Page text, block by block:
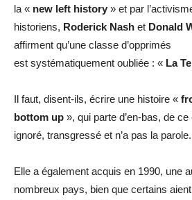
la « new left history » et par
historiens, Roderick Nash et Donald
affirment qu’une classe d’opprimés
est systématiquement oubliée : « La
Il faut, disent-ils, écrire une histoire «
bottom up », qui parte d’en-bas, de ce
ignoré, transgressé et n’a pas la parole.
Elle a également acquis en 1990, une
nombreux pays, bien que certains